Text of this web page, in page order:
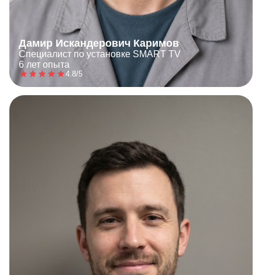
Дамир Искандерович Каримов
Специалист по установке SMART TV
6 лет опыта
4.8/5